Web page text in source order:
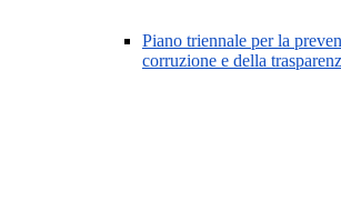
Piano triennale per la
corruzione e della